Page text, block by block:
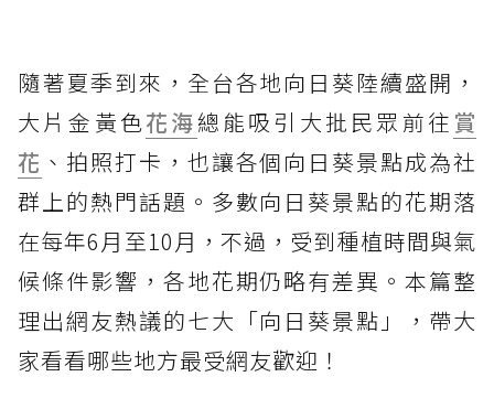
隨著夏季到來，全台各地向日葵陸續盛開，
大片金黃色花海總能吸引大批民眾前往 賞
花 、拍照打卡，也讓各個向日葵景點成為社
群上的熱門話題。多數向日葵景點的花期落
在每年6月至10月，不過，受到種植時間與氣
候條件影響，各地花期仍略有差異。本篇整
理出網友熱議的七大「向日葵景點」，帶大
家看看哪些地方最受網友歡迎！